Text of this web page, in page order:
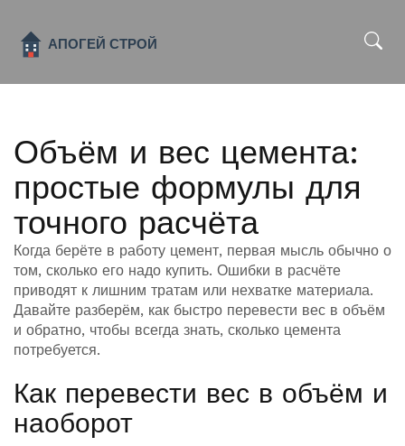
Объём и вес цемента:
простые формулы для
точного расчёта
Когда берёте в работу цемент, первая мысль обычно о
том, сколько его надо купить. Ошибки в расчёте
приводят к лишним тратам или нехватке материала.
Давайте разберём, как быстро перевести вес в объём
и обратно, чтобы всегда знать, сколько цемента
потребуется.
Как перевести вес в объём и
наоборот